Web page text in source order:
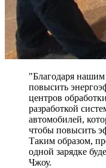
"Благодаря
повысить
центров
разработкой
автомобилей,
чтобы повысить
Таким образом,
одной зарядке
Чжоу.